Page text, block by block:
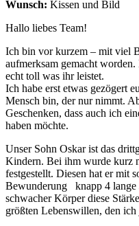
Wunsch: Kissen und Bild
Hallo liebes Team!
Ich bin vor kurzem – mit viel
aufmerksam gemacht
echt toll was ihr leistet.
Ich habe erst etwas gezögert
Mensch bin, der nur nimmt.
Geschenken, dass auch ich
haben möchte.
Unser Sohn Oskar ist das
Kindern. Bei ihm wurde kurz
festgestellt. Diesen hat er mit
Bewunderung knapp 4 lange
schwacher Körper diese
größten Lebenswillen, den ich